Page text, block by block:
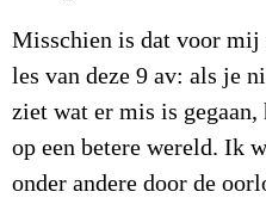
Misschien is dat voor
les van deze 9 av: als je
ziet wat er mis is
op een betere wereld. Ik
onder andere door de